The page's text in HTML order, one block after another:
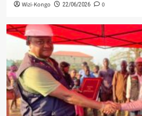
Wizi-Kongo 22/06/2026 0